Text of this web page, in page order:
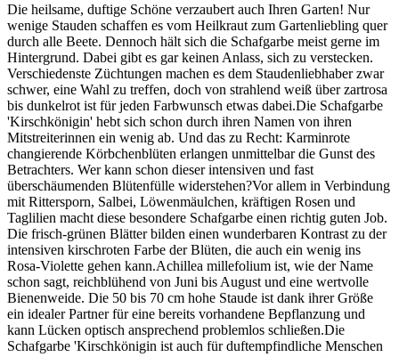
Die heilsame, duftige Schöne verzaubert auch Ihren Garten! Nur
wenige Stauden schaffen es vom Heilkraut zum Gartenliebling quer
durch alle Beete. Dennoch hält sich die Schafgarbe meist gerne im
Hintergrund. Dabei gibt es gar keinen Anlass, sich zu verstecken.
Verschiedenste Züchtungen machen es dem Staudenliebhaber zwar
schwer, eine Wahl zu treffen, doch von strahlend weiß über zartrosa
bis dunkelrot ist für jeden Farbwunsch etwas dabei.Die Schafgarbe
'Kirschkönigin' hebt sich schon durch ihren Namen von ihren
Mitstreiterinnen ein wenig ab. Und das zu Recht: Karminrote
changierende Körbchenblüten erlangen unmittelbar die Gunst des
Betrachters. Wer kann schon dieser intensiven und fast
überschäumenden Blütenfülle widerstehen?Vor allem in Verbindung
mit Rittersporn, Salbei, Löwenmäulchen, kräftigen Rosen und
Taglilien macht diese besondere Schafgarbe einen richtig guten Job.
Die frisch-grünen Blätter bilden einen wunderbaren Kontrast zu der
intensiven kirschroten Farbe der Blüten, die auch ein wenig ins
Rosa-Violette gehen kann.Achillea millefolium ist, wie der Name
schon sagt, reichblühend von Juni bis August und eine wertvolle
Bienenweide. Die 50 bis 70 cm hohe Staude ist dank ihrer Größe
ein idealer Partner für eine bereits vorhandene Bepflanzung und
kann Lücken optisch ansprechend problemlos schließen.Die
Schafgarbe 'Kirschkönigin ist auch für duftempfindliche Menschen